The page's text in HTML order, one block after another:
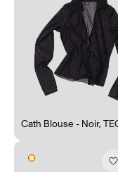
Cath Blouse - Noir,